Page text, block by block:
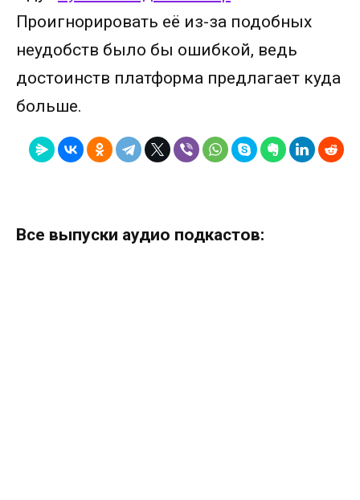
Проигнорировать её из-за подобных
неудобств было бы ошибкой, ведь
достоинств платформа предлагает куда
больше.
Все выпуски аудио подкастов: